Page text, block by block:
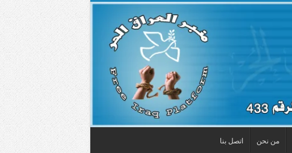
من نحن اتصل بنا